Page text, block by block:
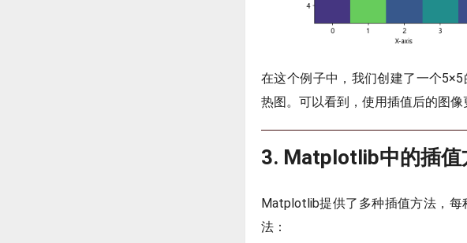
在这个例子中，我们创建了一个
热图。可以看到，使用插值后的图像
3. Matplotlib中的插值
Matplotlib提供了多种插值方法，
法：